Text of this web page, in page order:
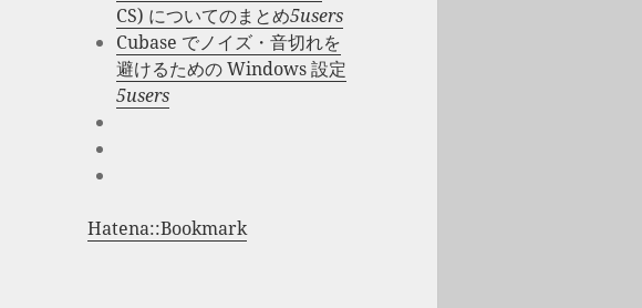
CS) についてのまとめ5users
Cubase でノイズ・音切れを
避けるための Windows 設定
5users
Hatena::Bookmark